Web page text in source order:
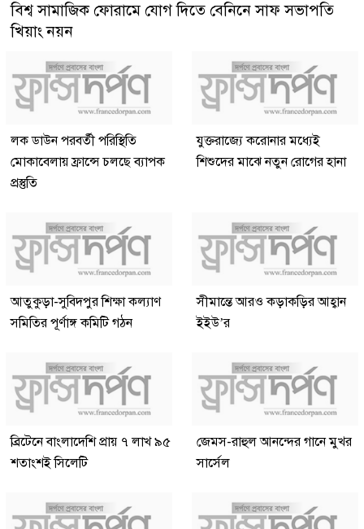
বিশ্ব সামাজিক ফোরামে যোগ দিতে বেনিনে সাফ সভাপতি
খিয়াং নয়ন
লক ডাউন পরবর্তী পরিস্থিতি
মোকাবেলায় ফ্রান্সে চলছে ব্যাপক
প্রস্তুতি
যুক্তরাজ্যে করোনার মধ্যেই
শিশুদের মাঝে নতুন রোগের হানা
আতুকুড়া-সুবিদপুর শিক্ষা কল্যাণ
সমিতির পূর্ণাঙ্গ কমিটি গঠন
সীমান্তে আরও কড়াকড়ির আহ্বান
ইইউ’র
ব্রিটেনে বাংলাদেশি প্রায় ৭ লাখ ৯৫
শতাংশই সিলেটি
জেমস-রাহুল আনন্দের গানে মুখর
সার্সেল